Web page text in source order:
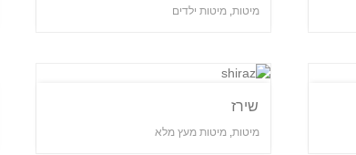
מיטות, מיטות ילדים
שירז
מיטות, מיטות מעץ מלא